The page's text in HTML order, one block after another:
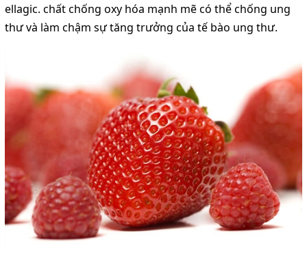
ellagic. chất chống oxy hóa mạnh mẽ có thể chống ung
thư và làm chậm sự tăng trưởng của tế bào ung thư.